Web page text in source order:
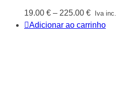
19.00 € – 225.00 €Price
range:
Iva inc.
Adicionar ao carrinho